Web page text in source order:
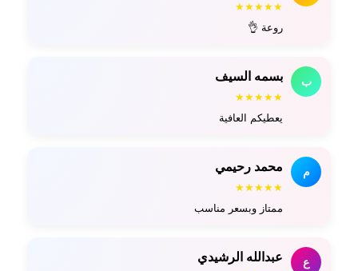
★★★★★
روعة 👌
ب بسمه السيف
★★★★★
يعطيكم العافية
م محمد رحيمي
★★★★★
ممتاز وبسعر مناسب
ع عبدالله الرشيدي